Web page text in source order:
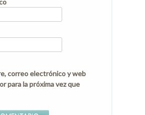
correo electrónico y web
para la próxima vez que